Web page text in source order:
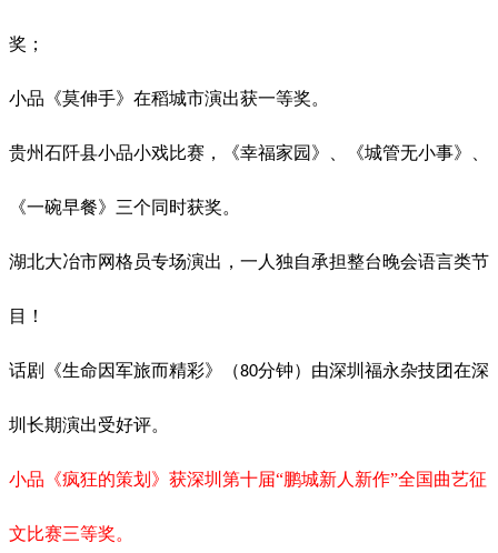
奖；
小品《莫伸手》在稻城市演出获一等奖。
贵州石阡县小品小戏比赛，《幸福家园》、《城管无小事》、
《一碗早餐》三个同时获奖。
湖北大冶市网格员专场演出，一人独自承担整台晚会语言类节
目！
话剧《生命因军旅而精彩》（80分钟）由深圳福永杂技团在深
圳长期演出受好评。
小品《疯狂的策划》获深圳第十届“鹏城新人新作”全国曲艺征
文比赛三等奖。